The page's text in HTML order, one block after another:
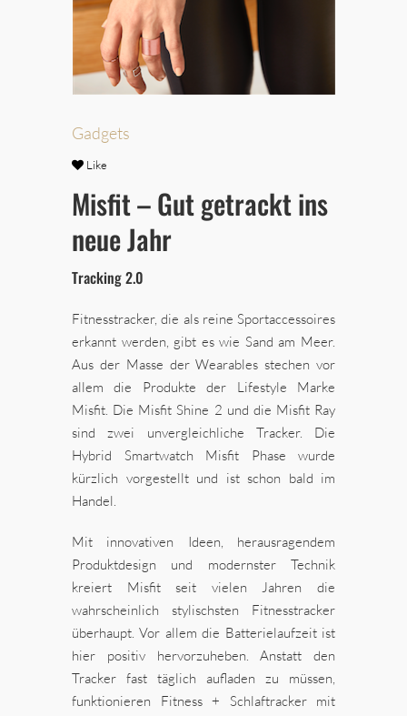
Gadgets
Like
Misfit – Gut getrackt ins
neue Jahr
Tracking 2.0
Fitnesstracker, die als reine Sportaccessoires
erkannt werden, gibt es wie Sand am Meer.
Aus der Masse der Wearables stechen vor
allem die Produkte der Lifestyle Marke
Misfit. Die Misfit Shine 2 und die Misfit Ray
sind zwei unvergleichliche Tracker. Die
Hybrid Smartwatch Misfit Phase wurde
kürzlich vorgestellt und ist schon bald im
Handel.
Mit innovativen Ideen, herausragendem
Produktdesign und modernster Technik
kreiert Misfit seit vielen Jahren die
wahrscheinlich stylischsten Fitnesstracker
überhaupt. Vor allem die Batterielaufzeit ist
hier positiv hervorzuheben. Anstatt den
Tracker fast täglich aufladen zu müssen,
funktionieren Fitness + Schlaftracker mit